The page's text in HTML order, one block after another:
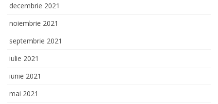
decembrie 2021
noiembrie 2021
septembrie 2021
iulie 2021
iunie 2021
mai 2021